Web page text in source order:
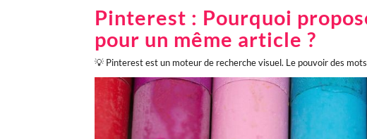
Pinterest : Pourquoi
pour un même article ?
💡 Pinterest est un moteur de recherche visuel. Le pouvoir des